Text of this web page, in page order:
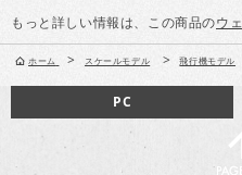
もっと詳しい情報は、この商品のウ
ホーム > スケールモデル > 飛行機モデル
PC